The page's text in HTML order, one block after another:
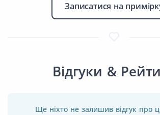
Записатися на
Відгуки &
Ще ніхто не залишив відгук про